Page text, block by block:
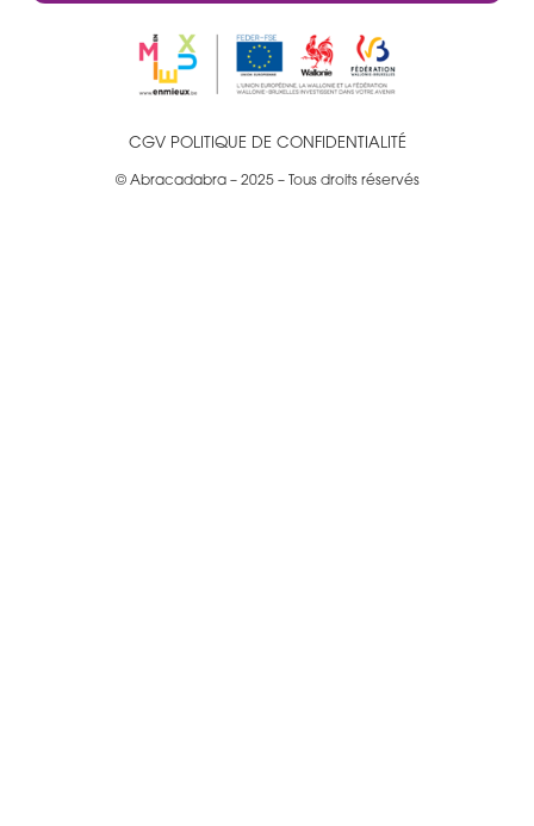
CGV POLITIQUE DE CONFIDENTIALITÉ
© Abracadabra – 2025 – Tous droits réservés